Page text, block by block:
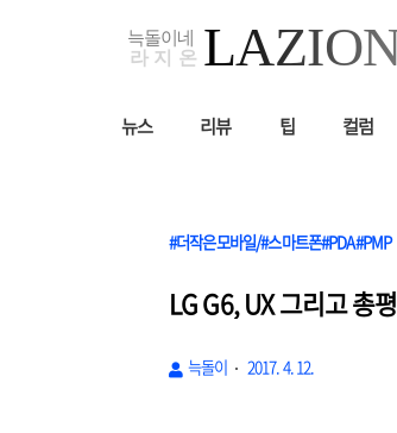
뉴스 리뷰 팁 컬럼
#더작은모바일/#스마트폰#PDA#PMP
LG G6, UX 그리고 총평
늑돌이 2017. 4. 12.